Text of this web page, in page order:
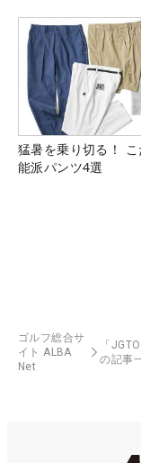
猛暑を乗り切る！
能派パンツ4選
ゴルフ総合サ
イト ALBA
Net
「JGTO
の記事